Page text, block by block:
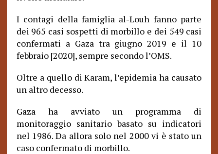
I contagi della famiglia al-Louh fanno parte
dei 965 casi sospetti di morbillo e dei 549 casi
confermati a Gaza tra giugno 2019 e il 10
febbraio [2020], sempre secondo l’OMS.
Oltre a quello di Karam, l’epidemia ha causato
un altro decesso.
Gaza ha avviato un programma di
monitoraggio sanitario basato su indicatori
nel 1986. Da allora solo nel 2000 vi è stato un
caso confermato di morbillo.